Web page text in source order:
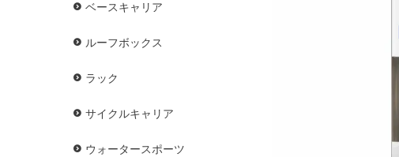
ベースキャリア
ルーフボックス
ラック
サイクルキャリア
ウォータースポーツ